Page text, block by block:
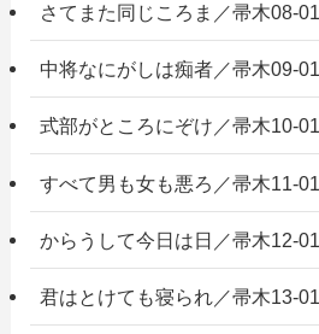
さてまた同じころま／帚木08-01
中将なにがしは痴者／帚木09-01
式部がところにぞけ／帚木10-01
すべて男も女も悪ろ／帚木11-01
からうして今日は日／帚木12-01
君はとけても寝られ／帚木13-01